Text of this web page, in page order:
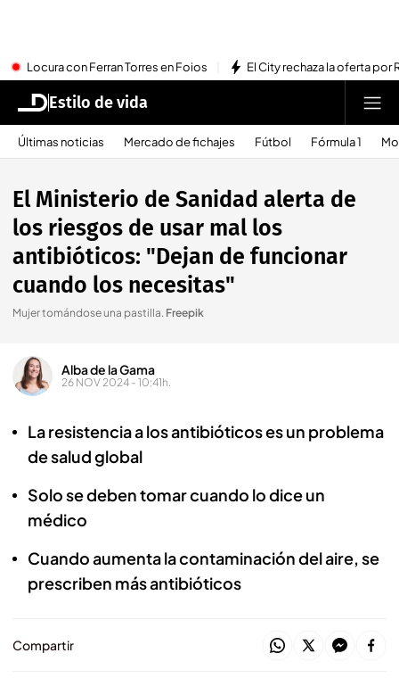
Locura con Ferran Torres en Foios El City rechaza la oferta por
Estilo de vida
Últimas noticias Mercado de fichajes Fútbol Fórmula 1
El Ministerio de Sanidad alerta de
los riesgos de usar mal los
antibióticos: "Dejan de funcionar
cuando los necesitas"
Mujer tomándose una pastilla. Freepik
Alba de la Gama
26 NOV 2024 - 10:41h.
La resistencia a los antibióticos es un problema
de salud global
Solo se deben tomar cuando lo dice un
médico
Cuando aumenta la contaminación del aire, se
prescriben más antibióticos
Compartir